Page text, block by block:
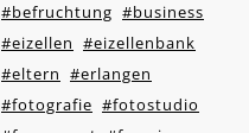
#befruchtung #business
#eizellen #eizellenbank
#eltern #erlangen
#fotografie #fotostudio